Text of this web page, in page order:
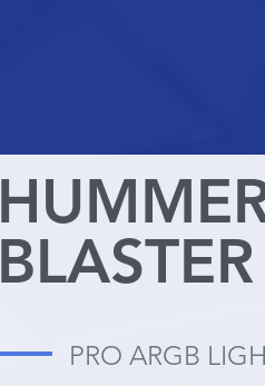
BLASTER
PRO ARGB